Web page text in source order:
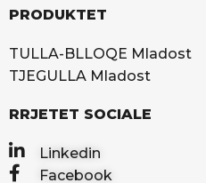
PRODUKTET
TULLA-BLLOQE Mladost
TJEGULLA Mladost
RRJETET SOCIALE
Linkedin
Facebook